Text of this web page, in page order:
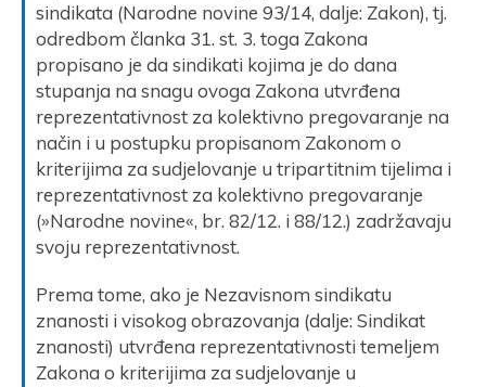
sindikata (Narodne novine 93/14, dalje: Zakon), tj.
odredbom članka 31. st. 3. toga Zakona
propisano je da sindikati kojima je do dana
stupanja na snagu ovoga Zakona utvrđena
reprezentativnost za kolektivno pregovaranje na
način i u postupku propisanom Zakonom o
kriterijima za sudjelovanje u tripartitnim tijelima i
reprezentativnost za kolektivno pregovaranje
(»Narodne novine«, br. 82/12. i 88/12.) zadržavaju
svoju reprezentativnost.
Prema tome, ako je Nezavisnom sindikatu
znanosti i visokog obrazovanja (dalje: Sindikat
znanosti) utvrđena reprezentativnosti temeljem
Zakona o kriterijima za sudjelovanje u